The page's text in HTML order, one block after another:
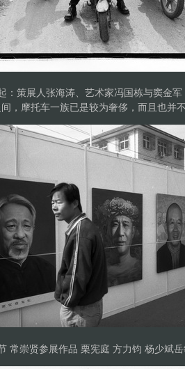
：策展人张海涛、艺术家冯国栋与窦金
，摩托车一族已是较为奢侈，而且也并
常崇贤参展作品 栗宪庭 方力钧 杨少斌